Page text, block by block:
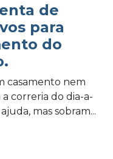
de
para
do
casamento nem
correria do dia-a-
mas sobram...